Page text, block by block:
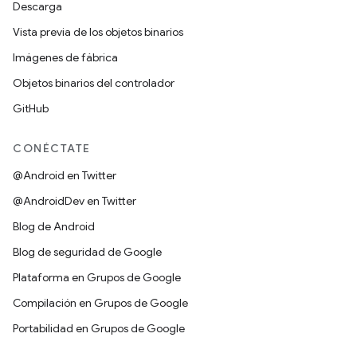
Descarga
Vista previa de los objetos binarios
Imágenes de fábrica
Objetos binarios del controlador
GitHub
CONÉCTATE
@Android en Twitter
@AndroidDev en Twitter
Blog de Android
Blog de seguridad de Google
Plataforma en Grupos de Google
Compilación en Grupos de Google
Portabilidad en Grupos de Google